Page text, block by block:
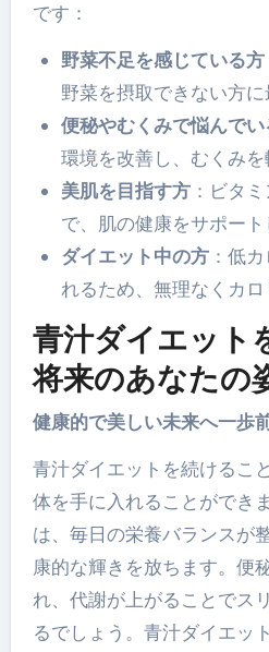
です：
野菜不足を感じている方
野菜を摂取できない方に
便秘やむくみで悩んで
環境を改善し、むくみを
美肌を目指す方：ビタ
で、肌の健康をサポート
ダイエット中の方：低
れるため、無理なくカロ
青汁ダイエット
将来のあなたの
健康的で美しい未来へ一歩
青汁ダイエットを続けるこ
体を手に入れることができ
は、毎日の栄養バランスが
康的な輝きを放ちます。便
れ、代謝が上がることでス
るでしょう。青汁ダイエッ